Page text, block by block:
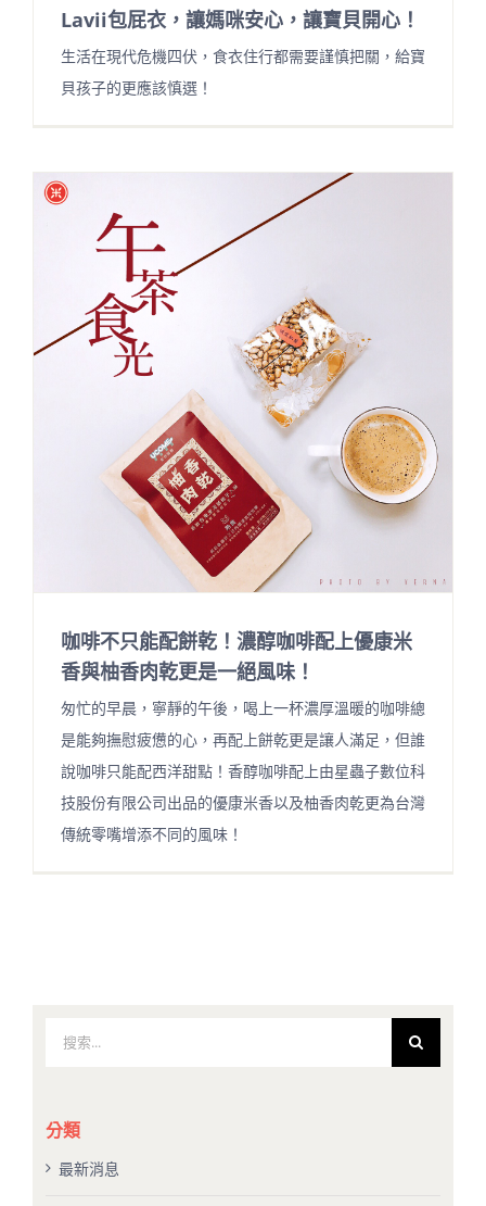
Lavii包屁衣，讓媽咪安心，讓寶貝開心！
生活在現代危機四伏，食衣住行都需要謹慎把關，給寶
貝孩子的更應該慎選！
咖啡不只能配餅乾！濃醇咖啡配上優康米
香與柚香肉乾更是一絕風味！
匆忙的早晨，寧靜的午後，喝上一杯濃厚溫暖的咖啡總
是能夠撫慰疲憊的心，再配上餅乾更是讓人滿足，但誰
說咖啡只能配西洋甜點！香醇咖啡配上由星蟲子數位科
技股份有限公司出品的優康米香以及柚香肉乾更為台灣
傳統零嘴增添不同的風味！
果：
分類
最新消息